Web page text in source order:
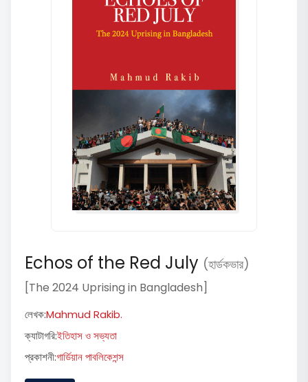
Echos of the Red July (হার্ডকভার)
[The 2024 Uprising in Bangladesh]
লেখক:Mahmud Rakib.
ক্যাটাগরি:ইতিহাস ও সভ্যতা
প্রকাশনী:গার্ডিয়ান পাবলিকেশন্স